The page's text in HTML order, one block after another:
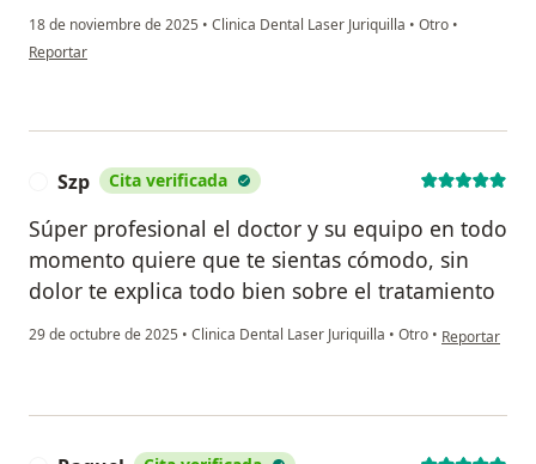
18 de noviembre de 2025 • Clinica Dental Laser Juriquilla • Otro •
en opinión del usuario Jorge fraustro
Reportar
Szp Cita verificada
Súper profesional el doctor y su equipo en todo
momento quiere que te sientas cómodo, sin
dolor te explica todo bien sobre el tratamiento
29 de octubre de 2025 • Clinica Dental Laser Juriquilla • Otro • en opinión
Reportar